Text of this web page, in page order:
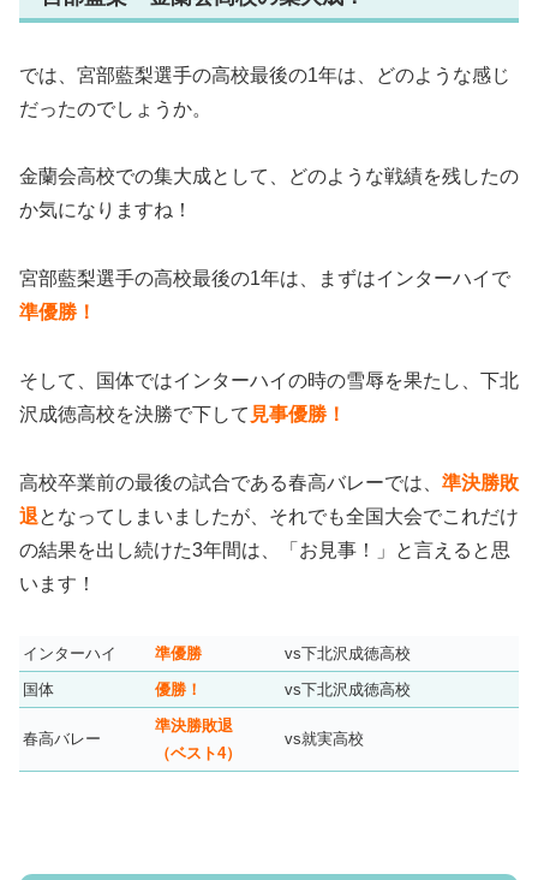
では、宮部藍梨選手の高校最後の1年は、どのような感じ
だったのでしょうか。
金蘭会高校での集大成として、どのような戦績を残したの
か気になりますね！
宮部藍梨選手の高校最後の1年は、まずはインターハイで
準優勝！
そして、国体ではインターハイの時の雪辱を果たし、下北
沢成徳高校を決勝で下して 見事優勝！
高校卒業前の最後の試合である春高バレーでは、 準決勝敗
退となってしまいましたが、それでも全国大会でこれだけ
の結果を出し続けた3年間は、「お見事！」と言えると思
います！
インターハイ 準優勝
vs下北沢成徳高校
国体
優勝！ vs下北沢成徳高校
春高バレー
準決勝敗退
（ベスト4）
vs就実高校